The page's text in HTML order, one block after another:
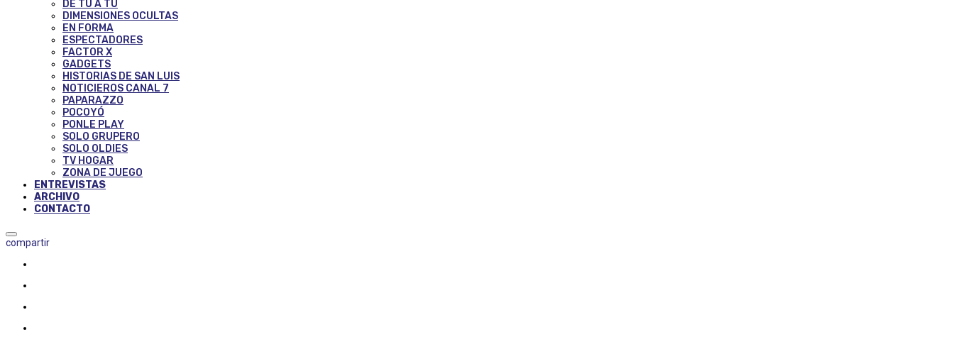
DE TÚ A TÚ
DIMENSIONES OCULTAS
EN FORMA
ESPECTADORES
FACTOR X
GADGETS
HISTORIAS DE SAN LUIS
NOTICIEROS CANAL 7
PAPARAZZO
POCOYÓ
PONLE PLAY
SOLO GRUPERO
SOLO OLDIES
TV HOGAR
ZONA DE JUEGO
ENTREVISTAS
ARCHIVO
CONTACTO
compartir